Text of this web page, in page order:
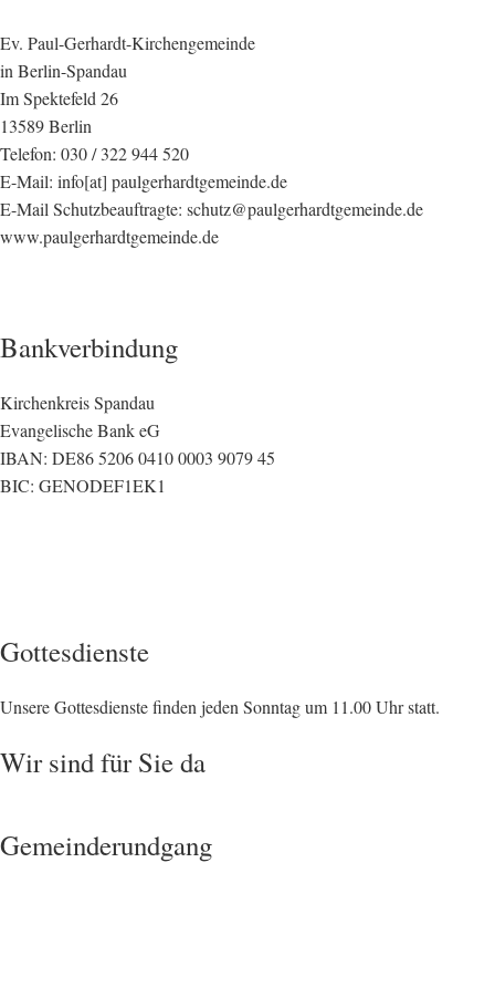
Ev. Paul-Gerhardt-Kirchengemeinde
in Berlin-Spandau
Im Spektefeld 26
13589 Berlin
Telefon: 030 / 322 944 520
E-Mail: info[at] paulgerhardtgemeinde.de
E-Mail Schutzbeauftragte: schutz@paulgerhardtgemeinde.de
www.paulgerhardtgemeinde.de
Bankverbindung
Kirchenkreis Spandau
Evangelische Bank eG
IBAN: DE86 5206 0410 0003 9079 45
BIC: GENODEF1EK1
Gottesdienste
Unsere Gottesdienste finden jeden Sonntag um 11.00 Uhr statt.
Wir sind für Sie da
Gemeinderundgang